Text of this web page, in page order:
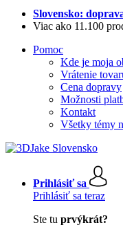
Slovensko:
Viac ako 11.100
Pomoc
Kde je moja
Vrátenie
Cena dopravy
Možnosti
Kontakt
Všetky témy
Prihlásiť sa
Prihlásiť sa teraz
Ste tu prvýkrát?